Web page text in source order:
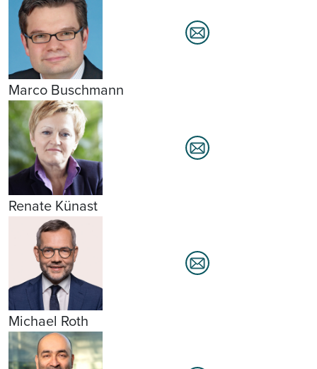
Marco Buschmann
Renate Künast
Michael Roth